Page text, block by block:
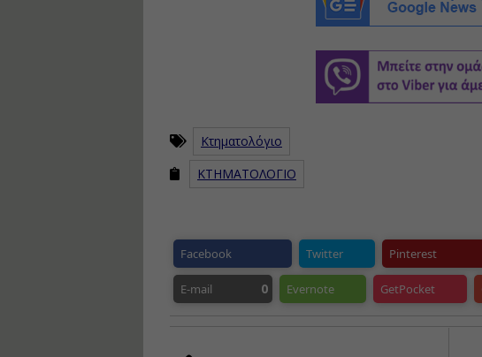
Κτηματολόγιο
ΚΤΗΜΑΤΟΛΟΓΙΟ
Facebook Twitter Pinterest
E-mail 0 Evernote GetPocket